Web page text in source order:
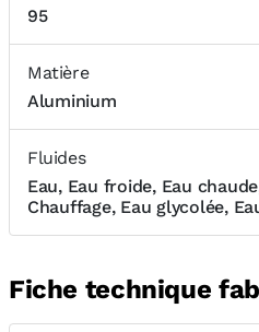
95
Matière
Aluminium
Fluides
Eau, Eau froide, Eau
Chauffage, Eau glycolée,
Fiche technique